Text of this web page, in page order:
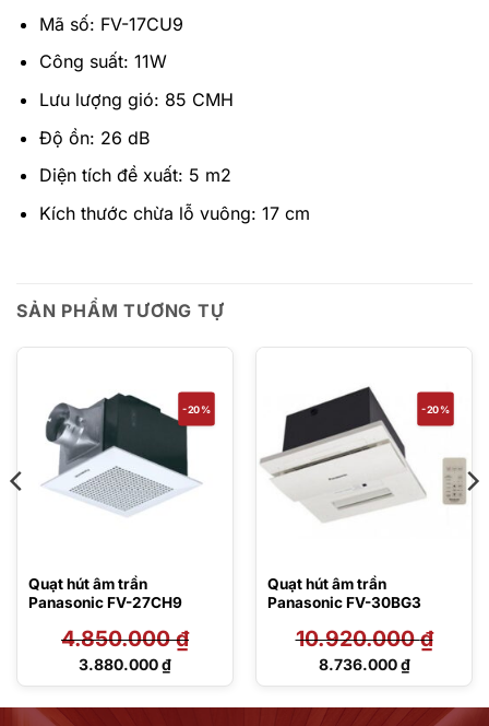
Mã số: FV-17CU9
Công suất: 11W
Lưu lượng gió: 85 CMH
Độ ồn: 26 dB
Diện tích đề xuất: 5 m2
Kích thước chừa lỗ vuông: 17 cm
SẢN PHẨM TƯƠNG TỰ
-20%
Quạt hút âm trần
Panasonic FV-27CH9
4.850.000₫
Giá
3.880.000₫
Giá
-20%
Quạt hút âm trần
Panasonic FV-30BG3
10.920.000₫
Giá
10.920.000 ₫.
8.736.000₫
Giá